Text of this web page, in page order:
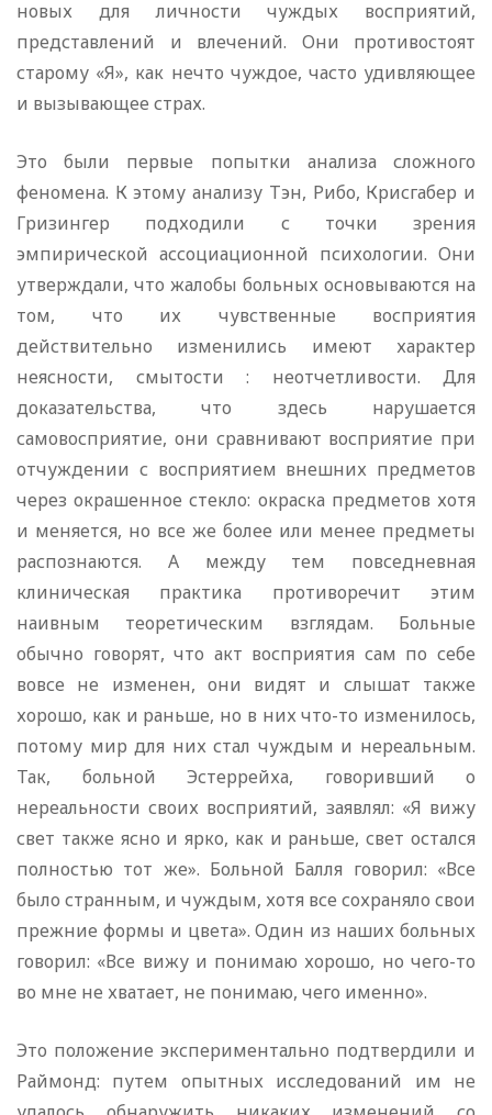
новых для личности чуждых восприятий,
представлений и влечений. Они противостоят
старому «Я», как нечто чуждое, часто удивляющее
и вызывающее страх.
Это были первые попытки анализа сложного
феномена. К этому анализу Тэн, Рибо, Крисгабер и
Гризингер подходили с точки зрения
эмпирической ассоциационной психологии. Они
утверждали, что жалобы больных основываются на
том, что их чувственные восприятия
действительно изменились имеют характер
неясности, смытости : неотчетливости. Для
доказательства, что здесь нарушается
самовосприятие, они сравнивают восприятие при
отчуждении с восприятием внешних предметов
через окрашенное стекло: окраска предметов хотя
и меняется, но все же более или менее предметы
распознаются. А между тем повседневная
клиническая практика противоречит этим
наивным теоретическим взглядам. Больные
обычно говорят, что акт восприятия сам по себе
вовсе не изменен, они видят и слышат также
хорошо, как и раньше, но в них что-то изменилось,
потому мир для них стал чуждым и нереальным.
Так, больной Эстеррейха, говоривший о
нереальности своих восприятий, заявлял: «Я вижу
свет также ясно и ярко, как и раньше, свет остался
полностью тот же». Больной Балля говорил: «Все
было странным, и чуждым, хотя все сохраняло свои
прежние формы и цвета». Один из наших больных
говорил: «Все вижу и понимаю хорошо, но чего-то
во мне не хватает, не понимаю, чего именно».
Это положение экспериментально подтвердили и
Раймонд: путем опытных исследований им не